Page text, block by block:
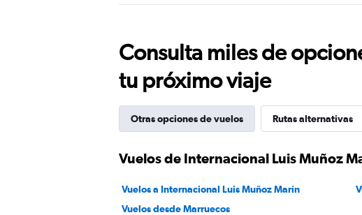
Consulta miles de
tu próximo viaje
Otras opciones de vuelos Rutas alternativas
Vuelos de Internacional Luis Muñoz
Vuelos a Internacional Luis Muñoz Marín
Vuelos desde Marruecos